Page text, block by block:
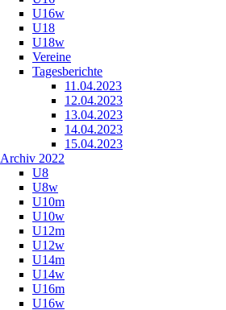
U16w
U18
U18w
Vereine
Tagesberichte
11.04.2023
12.04.2023
13.04.2023
14.04.2023
15.04.2023
Archiv 2022
U8
U8w
U10m
U10w
U12m
U12w
U14m
U14w
U16m
U16w